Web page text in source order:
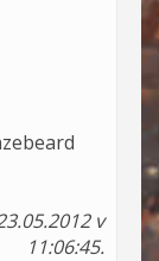
v
11:06:45.